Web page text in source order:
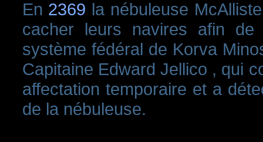
En 2369 la nébuleuse
cacher leurs navires afin
système fédéral de Korva
Capitaine Edward Jellico , qui
affectation temporaire et a
de la nébuleuse.